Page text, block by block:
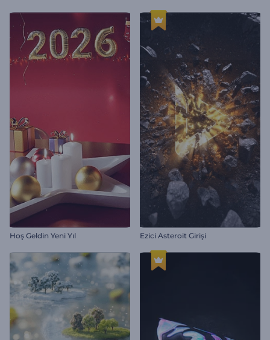
Hoş Geldin Yeni Yıl Ezici Asteroit Girişi